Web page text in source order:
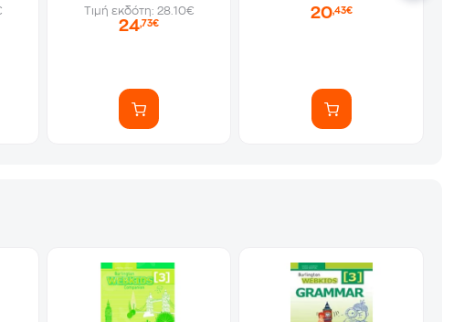
Τιμή εκδότη: 28.10€
24,73€
20,43€